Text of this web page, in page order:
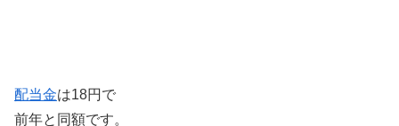
配当金は18円で
前年と同額です。